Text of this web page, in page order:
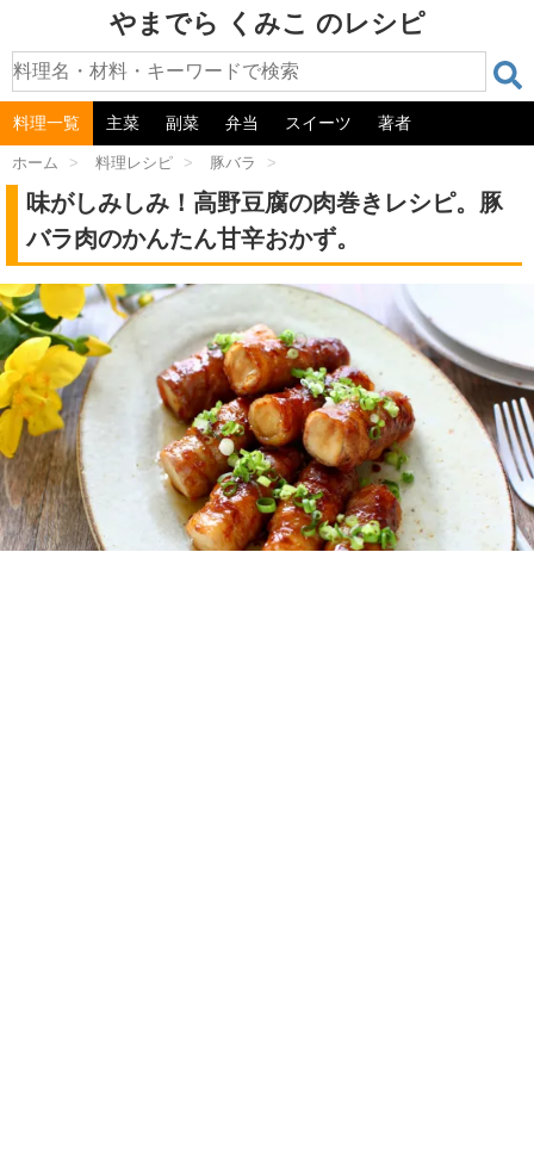
やまでら くみこ のレシピ
料理一覧 主菜 副菜 弁当 スイーツ 著者
ホーム > 料理レシピ > 豚バラ >
味がしみしみ！高野豆腐の肉巻きレシピ。豚
バラ肉のかんたん甘辛おかず。